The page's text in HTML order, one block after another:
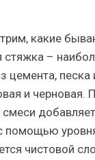
какие
стяжка –
цемента,
и черновая.
помощью
чистовой